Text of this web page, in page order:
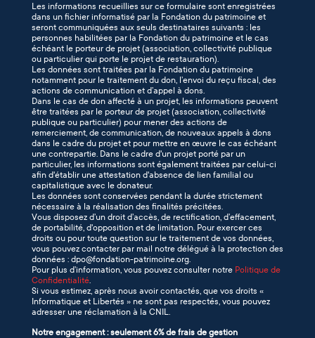
Les informations recueillies sur ce formulaire sont enregistrées
dans un fichier informatisé par la Fondation du patrimoine et
seront communiquées aux seuls destinataires suivants : les
personnes habilitées par la Fondation du patrimoine et le cas
échéant le porteur de projet (association, collectivité publique
ou particulier qui porte le projet de restauration).
Les données sont traitées par la Fondation du patrimoine
notamment pour le traitement du don, l’envoi du reçu fiscal, des
actions de communication et d’appel à dons.
Dans le cas de don affecté à un projet, les informations peuvent
être traitées par le porteur de projet (association, collectivité
publique ou particulier) pour mener des actions de
remerciement, de communication, de nouveaux appels à dons
dans le cadre du projet et pour mettre en œuvre le cas échéant
une contrepartie. Dans le cadre d'un projet porté par un
particulier, les informations sont également traitées par celui-ci
afin d'établir une attestation d'absence de lien familial ou
capitalistique avec le donateur.
Les données sont conservées pendant la durée strictement
nécessaire à la réalisation des finalités précitées.
Vous disposez d’un droit d’accès, de rectification, d’effacement,
de portabilité, d'opposition et de limitation. Pour exercer ces
droits ou pour toute question sur le traitement de vos données,
vous pouvez contacter par mail notre délégué à la protection des
données : dpo@fondation-patrimoine.org.
Pour plus d’information, vous pouvez consulter notre Politique de
Confidentialité
Si vous estimez, après nous avoir contactés, que vos droits «
Informatique et Libertés » ne sont pas respectés, vous pouvez
adresser une réclamation à la CNIL.
Notre engagement : seulement 6% de frais de gestion